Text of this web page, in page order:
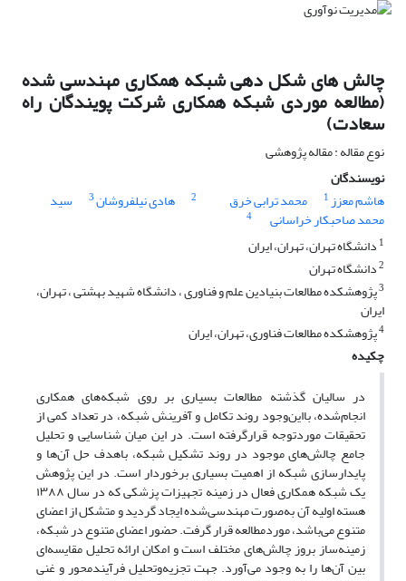
چالش های شکل دهی شبکه همکاری مهندسی شده
(مطالعه موردی شبکه همکاری شرکت پویندگان راه
سعادت)
نوع مقاله : مقاله پژوهشی
نویسندگان
هاشم معزز1 محمد ترابی خرق 2 هادی نیلفروشان3 سید
محمد صاحبکار خراسانی
4
1 دانشگاه تهران، تهران، ایران
2دانشگاه تهران
3پژوهشکده مطالعات بنیادین علم و فناوری ، دانشگاه شهید بهشتی ، تهران،
ایران
4پژوهشکده مطالعات فناوری، تهران، ایران
چکیده
در سالیان گذشته مطالعات بسیاری بر روی شبکه‌های همکاری
انجام‌شده، بااین‌وجود روند تکامل و آفرینش شبکه، در تعداد کمی از
تحقیقات موردتوجه قرارگرفته است. در این میان شناسایی و تحلیل
جامع چالش‌های موجود در روند تشکیل شبکه، باهدف حل آن‌ها و
پایدارسازی شبکه از اهمیت بسیاری برخوردار است. در این پژوهش
یک شبکه همکاری فعال در زمینه تجهیزات پزشکی که در سال ۱۳۸۸
هسته اولیه آن به‌صورت مهندسی‌شده ایجاد گردید و متشکل از اعضای
متنوع می‌باشد، موردمطالعه قرار گرفت. حضور اعضای متنوع در شبکه،
زمینه‌ساز بروز چالش‌های مختلف است و امکان ارائه تحلیل مقایسه‌ای
بین آن‌ها را به وجود می‌آورد. جهت تجزیه‌وتحلیل‌ فرآیندمحور و غنی